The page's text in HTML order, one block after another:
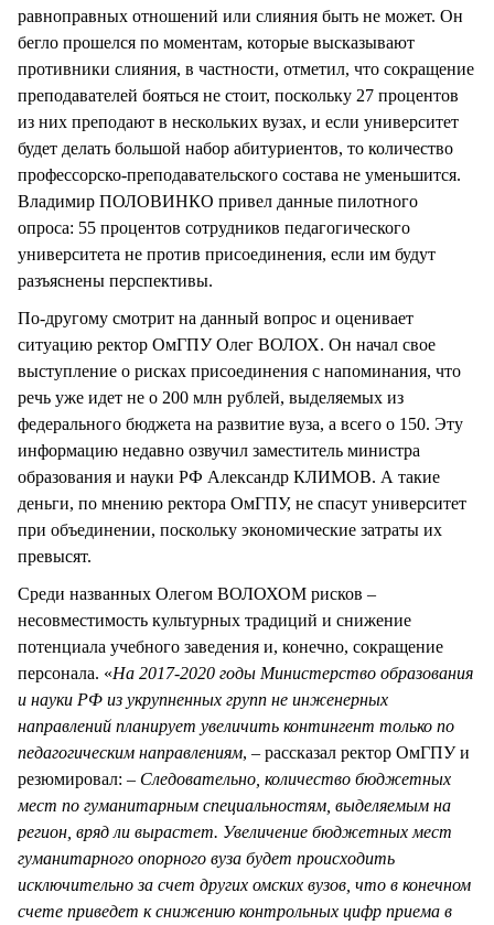
равноправных отношений или слияния быть не может. Он
бегло прошелся по моментам, которые высказывают
противники слияния, в частности, отметил, что сокращение
преподавателей бояться не стоит, поскольку 27 процентов
из них преподают в нескольких вузах, и если университет
будет делать большой набор абитуриентов, то количество
профессорско-преподавательского состава не уменьшится.
Владимир ПОЛОВИНКО привел данные пилотного
опроса: 55 процентов сотрудников педагогического
университета не против присоединения, если им будут
разъяснены перспективы.
По-другому смотрит на данный вопрос и оценивает
ситуацию ректор ОмГПУ Олег ВОЛОХ. Он начал свое
выступление о рисках присоединения с напоминания, что
речь уже идет не о 200 млн рублей, выделяемых из
федерального бюджета на развитие вуза, а всего о 150. Эту
информацию недавно озвучил заместитель министра
образования и науки РФ Александр КЛИМОВ. А такие
деньги, по мнению ректора ОмГПУ, не спасут университет
при объединении, поскольку экономические затраты их
превысят.
Среди названных Олегом ВОЛОХОМ рисков –
несовместимость культурных традиций и снижение
потенциала учебного заведения и, конечно, сокращение
персонала. «На 2017-2020 годы Министерство образования
и науки РФ из укрупненных групп не инженерных
направлений планирует увеличить контингент только по
педагогическим направлениям, – рассказал ректор ОмГПУ и
резюмировал: – Следовательно, количество бюджетных
мест по гуманитарным специальностям, выделяемым на
регион, вряд ли вырастет. Увеличение бюджетных мест
гуманитарного опорного вуза будет происходить
исключительно за счет других омских вузов, что в конечном
счете приведет к снижению контрольных цифр приема в